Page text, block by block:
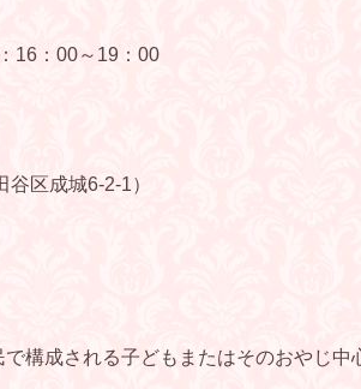
16：00～19：00
区成城6-2-1）
構成される子どもまたはそのおやじ中